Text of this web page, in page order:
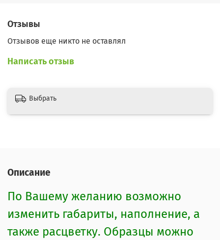
Отзывы
Отзывов еще никто не оставлял
Написать отзыв
Выбрать
Описание
По Вашему желанию возможно
изменить габариты, наполнение, а
также расцветку. Образцы можно